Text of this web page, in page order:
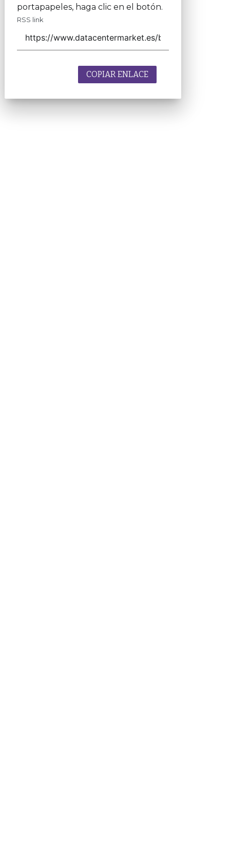
portapapeles, haga clic en el botón.
RSS link
COPIAR ENLACE